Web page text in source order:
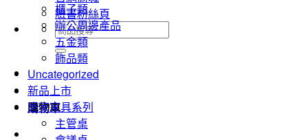
臉書粉絲頁
搜
尋
關
鍵
字:
購物車
櫃子類
辦公周邊產品
五金類
飾品類
Uncategorized
新品上市
居家家具系列
主管桌